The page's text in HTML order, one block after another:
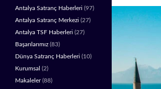
Antalya Satranç Haberleri (97)
Antalya Satranç Merkezi (27)
Antalya TSF Haberleri (27)
Başarılarımız (83)
Dünya Satranç Haberleri (10)
Kurumsal (2)
Makaleler(88)